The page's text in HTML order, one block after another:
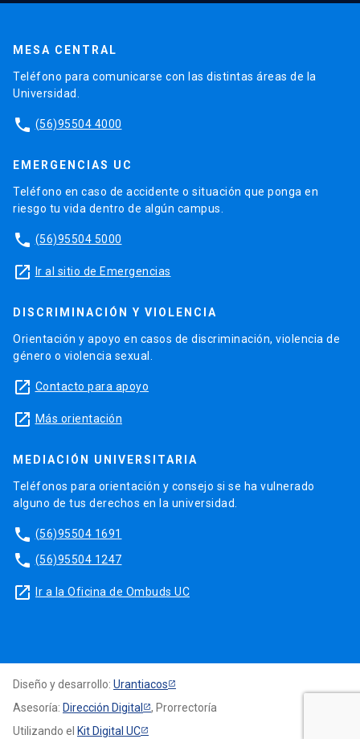
MESA CENTRAL
Teléfono para comunicarse con las distintas áreas de la
Universidad.
phone (56)95504 4000
EMERGENCIAS UC
Teléfono en caso de accidente o situación que ponga en
riesgo tu vida dentro de algún campus.
phone (56)95504 5000
launch Ir al sitio de Emergencias
DISCRIMINACIÓN Y VIOLENCIA
Orientación y apoyo en casos de discriminación, violencia de
género o violencia sexual.
launch Contacto para apoyo
launch Más orientación
MEDIACIÓN UNIVERSITARIA
Teléfonos para orientación y consejo si se ha vulnerado
alguno de tus derechos en la universidad.
phone (56)95504 1691
phone (56)95504 1247
launch Ir a la Oficina de Ombuds UC
Diseño y desarrollo: Urantiacos
Asesoría: Dirección Digital
, Prorrectoría
Utilizando el Kit Digital UC